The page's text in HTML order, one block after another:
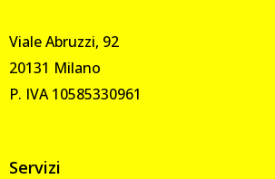
Viale Abruzzi, 92
20131 Milano
P. IVA 10585330961
Servizi